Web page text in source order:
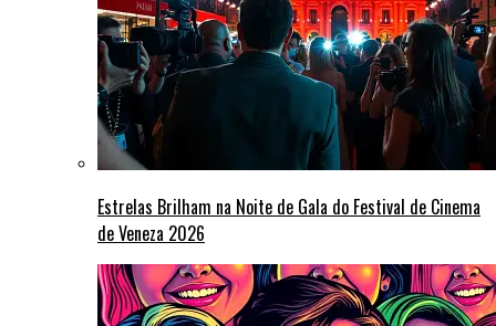
Estrelas Brilham na Noite de Gala do Festival de Cinema
de Veneza 2026